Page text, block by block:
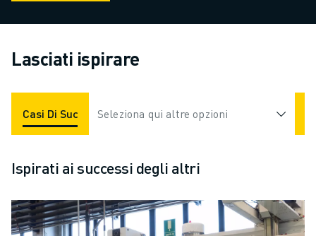
Lasciati ispirare
Casi Di Successo Applicazioni Settori
Seleziona qui altre opzioni
Ispirati ai successi degli altri